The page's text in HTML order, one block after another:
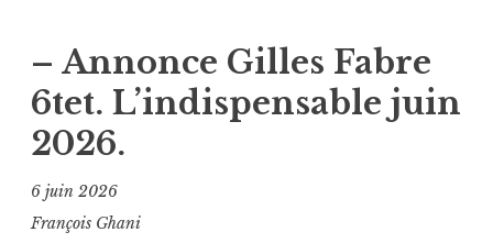
– Annonce Gilles Fabre
6tet. L’indispensable juin
2026.
6 juin 2026
François Ghani